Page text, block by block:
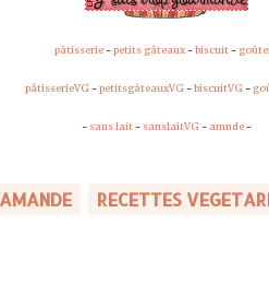
pâtisserie-petits gâteaux-biscuit-
pâtisserieVG-petitsgâteauxVG-biscuitVG-
- sans lait- sanslaitVG- amnde-
RECETTES